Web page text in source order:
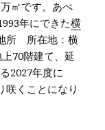
㎡です。あべ
年にできた横
所 所在地：横
70階建て、延
2027年度に
咲くことになり